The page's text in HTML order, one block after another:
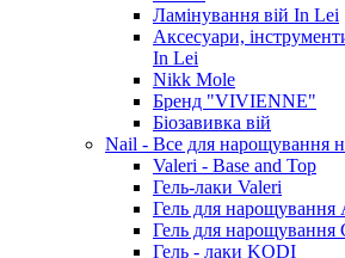
Ламінування вій In Lei
Аксесуари,
In Lei
Nikk Mole
Бренд "VIVIENNE"
Біозавивка вій
Nail - Все для нарощування
Valeri - Base and Top
Гель-лаки Valeri
Гель для нарощування
Гель для нарощування
Гель - лаки KODI